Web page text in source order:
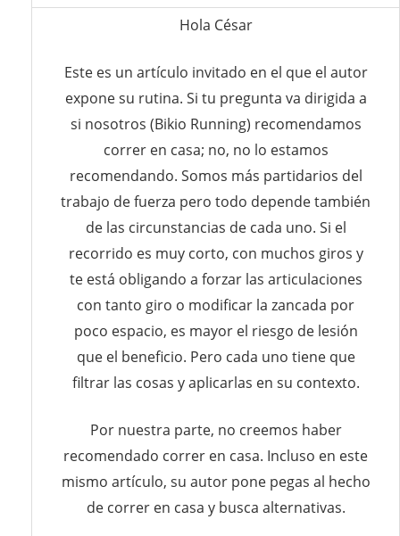
Hola César
Este es un artículo invitado en el que el autor
expone su rutina. Si tu pregunta va dirigida a
si nosotros (Bikio Running) recomendamos
correr en casa; no, no lo estamos
recomendando. Somos más partidarios del
trabajo de fuerza pero todo depende también
de las circunstancias de cada uno. Si el
recorrido es muy corto, con muchos giros y
te está obligando a forzar las articulaciones
con tanto giro o modificar la zancada por
poco espacio, es mayor el riesgo de lesión
que el beneficio. Pero cada uno tiene que
filtrar las cosas y aplicarlas en su contexto.
Por nuestra parte, no creemos haber
recomendado correr en casa. Incluso en este
mismo artículo, su autor pone pegas al hecho
de correr en casa y busca alternativas.